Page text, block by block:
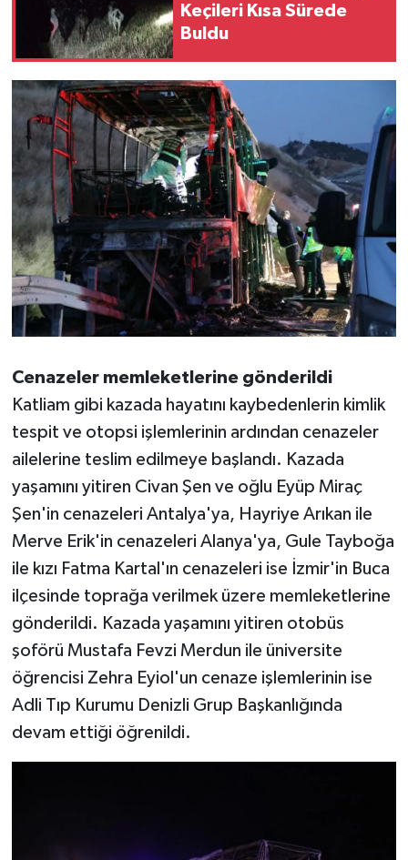
Keçileri Kısa Sürede
Buldu
Cenazeler memleketlerine gönderildi
Katliam gibi kazada hayatını kaybedenlerin kimlik
tespit ve otopsi işlemlerinin ardından cenazeler
ailelerine teslim edilmeye başlandı. Kazada
yaşamını yitiren Civan Şen ve oğlu Eyüp Miraç
Şen'in cenazeleri Antalya'ya, Hayriye Arıkan ile
Merve Erik'in cenazeleri Alanya'ya, Gule Tayboğa
ile kızı Fatma Kartal'ın cenazeleri ise İzmir'in Buca
ilçesinde toprağa verilmek üzere memleketlerine
gönderildi. Kazada yaşamını yitiren otobüs
şoförü Mustafa Fevzi Merdun ile üniversite
öğrencisi Zehra Eyiol'un cenaze işlemlerinin ise
Adli Tıp Kurumu Denizli Grup Başkanlığında
devam ettiği öğrenildi.